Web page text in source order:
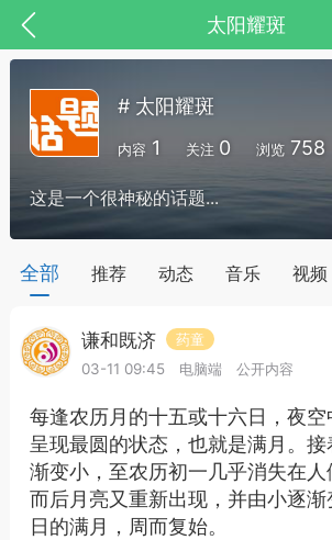
太阳耀斑
节气气象
# 太阳耀斑
内容 1 关注 0 浏览 758
这是一个很神秘的话题...
全部 推荐 动态 音乐 视频
谦和既济
药童
03-11 09:45
电脑端 公开内容
每逢农历月的十五或十六日，夜
呈现最圆的状态，也就是满月。
渐变小，至农历初一几乎消失在
而后月亮又重新出现，并由小逐渐
日的满月，周而复始。